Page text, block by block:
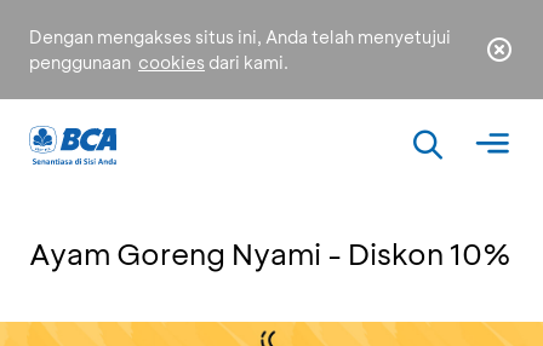
Dengan mengakses situs ini, Anda telah menyetujui
penggunaan cookies dari kami.
Ayam Goreng Nyami - Diskon 10%